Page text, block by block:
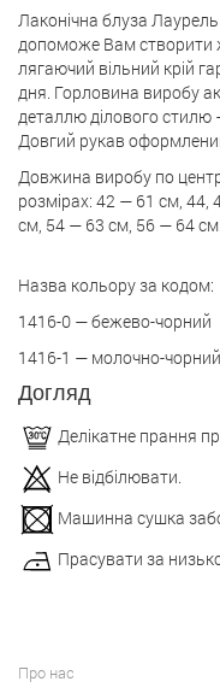
Лаконічна блуза
допоможе Вам створити
лягаючий вільний крій
дня. Горловина виробу
деталлю ділового стилю
Довгий рукав
Довжина виробу по
розмірах: 42 — 61 см,
см, 54 — 63 см, 56 — 64 см.
Назва кольору за кодом:
1416-0 — бежево-чорний
1416-1 — молочно-чорний
Догляд
Делікатне прання
Не відбілювати.
Машинна сушка
Прасувати за
Про нас